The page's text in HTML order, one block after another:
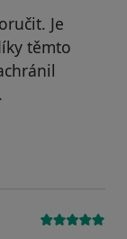
Je
těmto